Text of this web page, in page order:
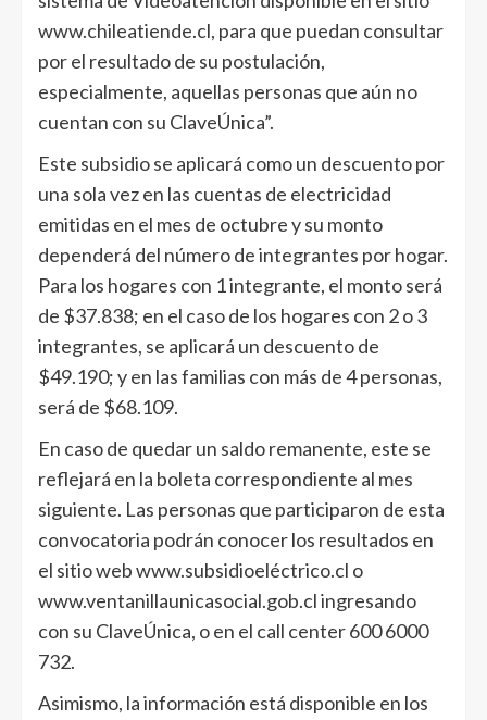
www.chileatiende.cl, para que puedan consultar
por el resultado de su postulación,
especialmente, aquellas personas que aún no
cuentan con su ClaveÚnica”.
Este subsidio se aplicará como un descuento por
una sola vez en las cuentas de electricidad
emitidas en el mes de octubre y su monto
dependerá del número de integrantes por hogar.
Para los hogares con 1 integrante, el monto será
de $37.838; en el caso de los hogares con 2 o 3
integrantes, se aplicará un descuento de
$49.190; y en las familias con más de 4 personas,
será de $68.109.
En caso de quedar un saldo remanente, este se
reflejará en la boleta correspondiente al mes
siguiente. Las personas que participaron de esta
convocatoria podrán conocer los resultados en
el sitio web www.subsidioeléctrico.cl o
www.ventanillaunicasocial.gob.cl ingresando
con su ClaveÚnica, o en el call center 600 6000
732.
Asimismo, la información está disponible en los